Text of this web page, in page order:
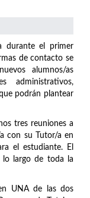
durante el primer
de contacto se
alumnos/as
administrativos,
podrán plantear
tres reuniones a
con su Tutor/a en
el estudiante. El
lo largo de toda la
UNA de las dos